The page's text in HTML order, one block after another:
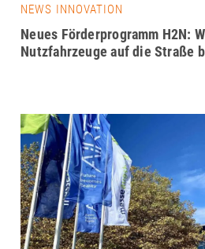
NEWS INNOVATION
Neues Förderprogramm H2N:
Nutzfahrzeuge auf die Straße